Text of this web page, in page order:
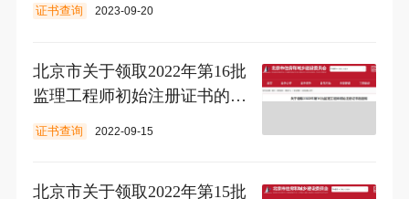
证书查询 2023-09-20
北京市​关于领取2022年第16批
监理工程师初始注册证书的通
知
证书查询 2022-09-15
北京市​关于领取2022年第15批